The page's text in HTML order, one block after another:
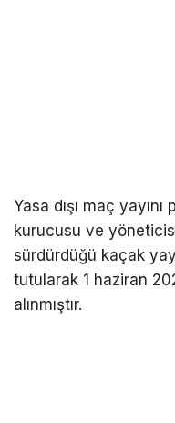
Yasa dışı maç
kurucusu ve
sürdürdüğü kaçak
tutularak 1 haziran
alınmıştır.